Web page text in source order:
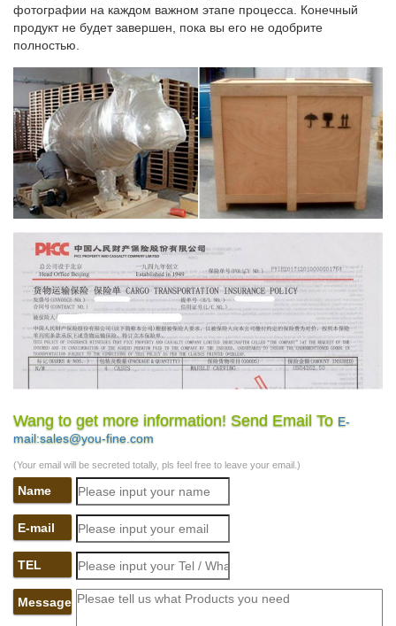
фотографии на каждом важном этапе процесса. Конечный
продукт не будет завершен, пока вы его не одобрите
полностью.
Wang to get more information! Send Email To E-
mail:sales@you-fine.com
(Your email will be secreted totally, pls feel free to leave your email.)
Name
E-mail
TEL
Message